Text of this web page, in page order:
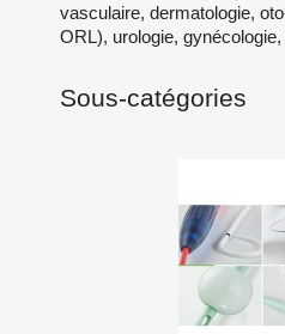
vasculaire, dermatologie,
ORL), urologie,
Sous-catégories